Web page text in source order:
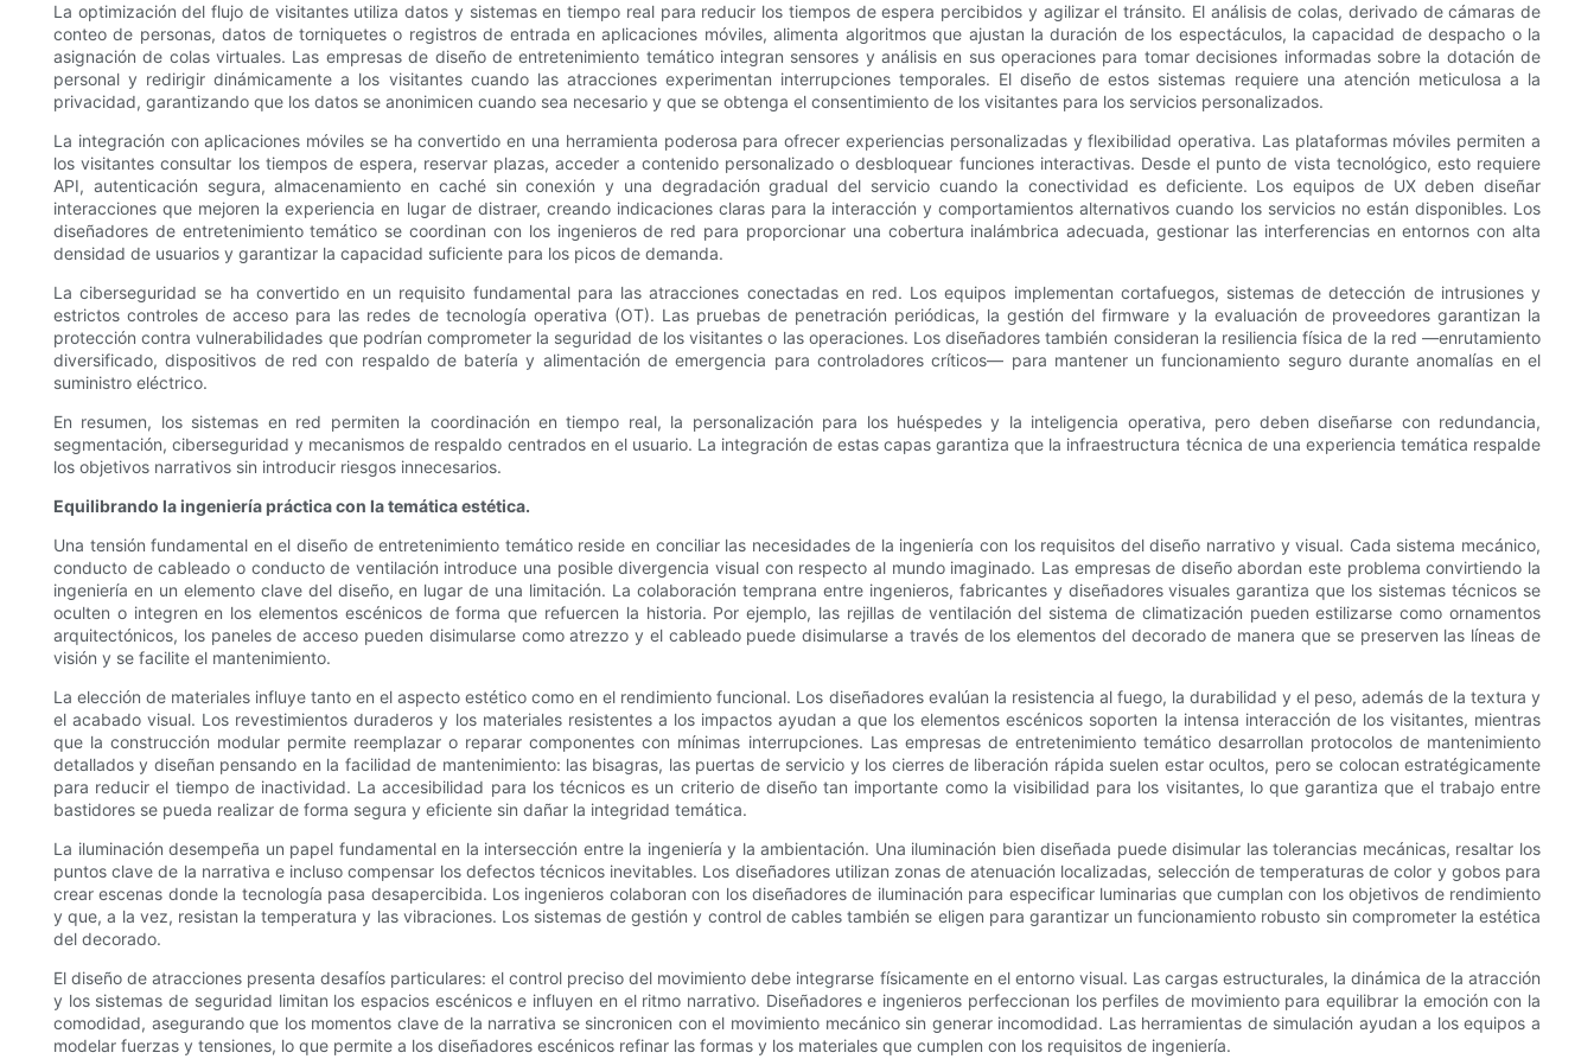
La optimización del flujo de visitantes utiliza datos y sistemas en tiempo real para reducir los tiempos de espera percibidos y agilizar el tránsito. El análisis de colas, derivado de cámaras de
conteo de personas, datos de torniquetes o registros de entrada en aplicaciones móviles, alimenta algoritmos que ajustan la duración de los espectáculos, la capacidad de despacho o la
asignación de colas virtuales. Las empresas de diseño de entretenimiento temático integran sensores y análisis en sus operaciones para tomar decisiones informadas sobre la dotación de
personal y redirigir dinámicamente a los visitantes cuando las atracciones experimentan interrupciones temporales. El diseño de estos sistemas requiere una atención meticulosa a la
privacidad, garantizando que los datos se anonimicen cuando sea necesario y que se obtenga el consentimiento de los visitantes para los servicios personalizados.
La integración con aplicaciones móviles se ha convertido en una herramienta poderosa para ofrecer experiencias personalizadas y flexibilidad operativa. Las plataformas móviles permiten a
los visitantes consultar los tiempos de espera, reservar plazas, acceder a contenido personalizado o desbloquear funciones interactivas. Desde el punto de vista tecnológico, esto requiere
API, autenticación segura, almacenamiento en caché sin conexión y una degradación gradual del servicio cuando la conectividad es deficiente. Los equipos de UX deben diseñar
interacciones que mejoren la experiencia en lugar de distraer, creando indicaciones claras para la interacción y comportamientos alternativos cuando los servicios no están disponibles. Los
diseñadores de entretenimiento temático se coordinan con los ingenieros de red para proporcionar una cobertura inalámbrica adecuada, gestionar las interferencias en entornos con alta
densidad de usuarios y garantizar la capacidad suficiente para los picos de demanda.
La ciberseguridad se ha convertido en un requisito fundamental para las atracciones conectadas en red. Los equipos implementan cortafuegos, sistemas de detección de intrusiones y
estrictos controles de acceso para las redes de tecnología operativa (OT). Las pruebas de penetración periódicas, la gestión del firmware y la evaluación de proveedores garantizan la
protección contra vulnerabilidades que podrían comprometer la seguridad de los visitantes o las operaciones. Los diseñadores también consideran la resiliencia física de la red —enrutamiento
diversificado, dispositivos de red con respaldo de batería y alimentación de emergencia para controladores críticos— para mantener un funcionamiento seguro durante anomalías en el
suministro eléctrico.
En resumen, los sistemas en red permiten la coordinación en tiempo real, la personalización para los huéspedes y la inteligencia operativa, pero deben diseñarse con redundancia,
segmentación, ciberseguridad y mecanismos de respaldo centrados en el usuario. La integración de estas capas garantiza que la infraestructura técnica de una experiencia temática respalde
los objetivos narrativos sin introducir riesgos innecesarios.
Equilibrando la ingeniería práctica con la temática estética.
Una tensión fundamental en el diseño de entretenimiento temático reside en conciliar las necesidades de la ingeniería con los requisitos del diseño narrativo y visual. Cada sistema mecánico,
conducto de cableado o conducto de ventilación introduce una posible divergencia visual con respecto al mundo imaginado. Las empresas de diseño abordan este problema convirtiendo la
ingeniería en un elemento clave del diseño, en lugar de una limitación. La colaboración temprana entre ingenieros, fabricantes y diseñadores visuales garantiza que los sistemas técnicos se
oculten o integren en los elementos escénicos de forma que refuercen la historia. Por ejemplo, las rejillas de ventilación del sistema de climatización pueden estilizarse como ornamentos
arquitectónicos, los paneles de acceso pueden disimularse como atrezzo y el cableado puede disimularse a través de los elementos del decorado de manera que se preserven las líneas de
visión y se facilite el mantenimiento.
La elección de materiales influye tanto en el aspecto estético como en el rendimiento funcional. Los diseñadores evalúan la resistencia al fuego, la durabilidad y el peso, además de la textura y
el acabado visual. Los revestimientos duraderos y los materiales resistentes a los impactos ayudan a que los elementos escénicos soporten la intensa interacción de los visitantes, mientras
que la construcción modular permite reemplazar o reparar componentes con mínimas interrupciones. Las empresas de entretenimiento temático desarrollan protocolos de mantenimiento
detallados y diseñan pensando en la facilidad de mantenimiento: las bisagras, las puertas de servicio y los cierres de liberación rápida suelen estar ocultos, pero se colocan estratégicamente
para reducir el tiempo de inactividad. La accesibilidad para los técnicos es un criterio de diseño tan importante como la visibilidad para los visitantes, lo que garantiza que el trabajo entre
bastidores se pueda realizar de forma segura y eficiente sin dañar la integridad temática.
La iluminación desempeña un papel fundamental en la intersección entre la ingeniería y la ambientación. Una iluminación bien diseñada puede disimular las tolerancias mecánicas, resaltar los
puntos clave de la narrativa e incluso compensar los defectos técnicos inevitables. Los diseñadores utilizan zonas de atenuación localizadas, selección de temperaturas de color y gobos para
crear escenas donde la tecnología pasa desapercibida. Los ingenieros colaboran con los diseñadores de iluminación para especificar luminarias que cumplan con los objetivos de rendimiento
y que, a la vez, resistan la temperatura y las vibraciones. Los sistemas de gestión y control de cables también se eligen para garantizar un funcionamiento robusto sin comprometer la estética
del decorado.
El diseño de atracciones presenta desafíos particulares: el control preciso del movimiento debe integrarse físicamente en el entorno visual. Las cargas estructurales, la dinámica de la atracción
y los sistemas de seguridad limitan los espacios escénicos e influyen en el ritmo narrativo. Diseñadores e ingenieros perfeccionan los perfiles de movimiento para equilibrar la emoción con la
comodidad, asegurando que los momentos clave de la narrativa se sincronicen con el movimiento mecánico sin generar incomodidad. Las herramientas de simulación ayudan a los equipos a
modelar fuerzas y tensiones, lo que permite a los diseñadores escénicos refinar las formas y los materiales que cumplen con los requisitos de ingeniería.